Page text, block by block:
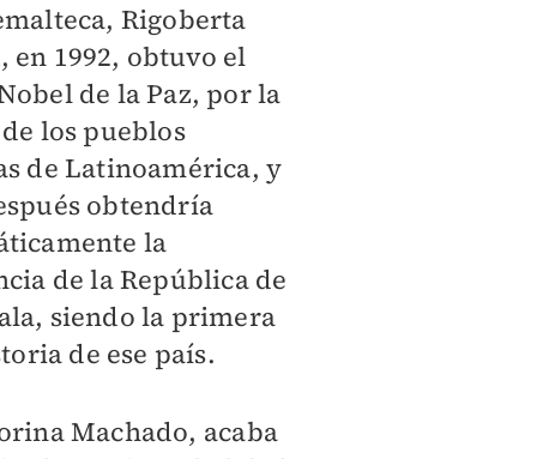
Rigoberta
en 1992, obtuvo el
de la Paz, por la
los pueblos
de Latinoamérica, y
obtendría
la
de la República de
siendo la primera
de ese país.
Machado, acaba